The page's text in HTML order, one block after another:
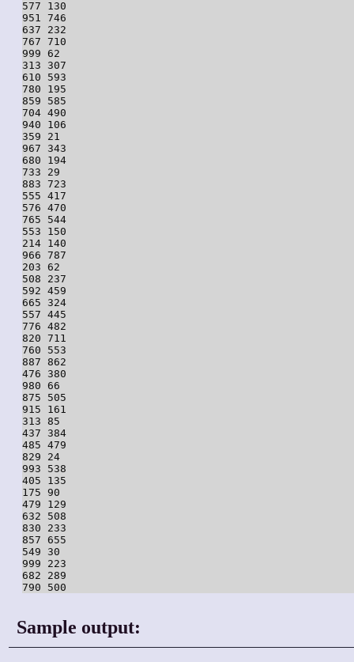
577 130
951 746
637 232
767 710
999 62
313 307
610 593
780 195
859 585
704 490
940 106
359 21
967 343
680 194
733 29
883 723
555 417
576 470
765 544
553 150
214 140
966 787
203 62
508 237
592 459
665 324
557 445
776 482
820 711
760 553
887 862
476 380
980 66
875 505
915 161
313 85
437 384
485 479
829 24
993 538
405 135
175 90
479 129
632 508
830 233
857 655
549 30
999 223
682 289
Sample output: